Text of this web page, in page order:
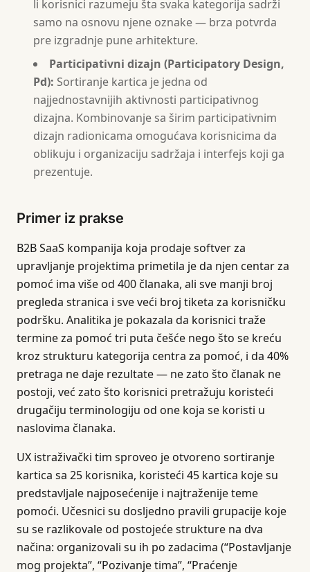
li korisnici razumeju šta svaka kategorija sadrži
samo na osnovu njene oznake — brza potvrda
pre izgradnje pune arhitekture.
Participativni dizajn (Participatory Design,
Pd): Sortiranje kartica je jedna od
najjednostavnijih aktivnosti participativnog
dizajna. Kombinovanje sa širim participativnim
dizajn radionicama omogućava korisnicima da
oblikuju i organizaciju sadržaja i interfejs koji ga
prezentuje.
Primer iz prakse
B2B SaaS kompanija koja prodaje softver za
upravljanje projektima primetila je da njen centar za
pomoć ima više od 400 članaka, ali sve manji broj
pregleda stranica i sve veći broj tiketa za korisničku
podršku. Analitika je pokazala da korisnici traže
termine za pomoć tri puta češće nego što se kreću
kroz strukturu kategorija centra za pomoć, i da 40%
pretraga ne daje rezultate — ne zato što članak ne
postoji, već zato što korisnici pretražuju koristeći
drugačiju terminologiju od one koja se koristi u
naslovima članaka.
UX istraživački tim sproveo je otvoreno sortiranje
kartica sa 25 korisnika, koristeći 45 kartica koje su
predstavljale najposećenije i najtraženije teme
pomoći. Učesnici su dosljedno pravili grupacije koje
su se razlikovale od postojeće strukture na dva
načina: organizovali su ih po zadacima (“Postavljanje
mog projekta”, “Pozivanje tima”, “Praćenje